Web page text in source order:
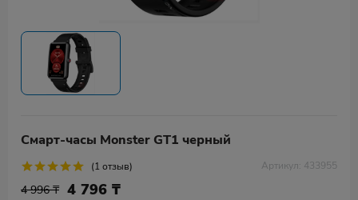
Смарт-часы Monster GT1 черный
(1 отзыв) Артикул: 433955
4 996 ₸ 4 796₸